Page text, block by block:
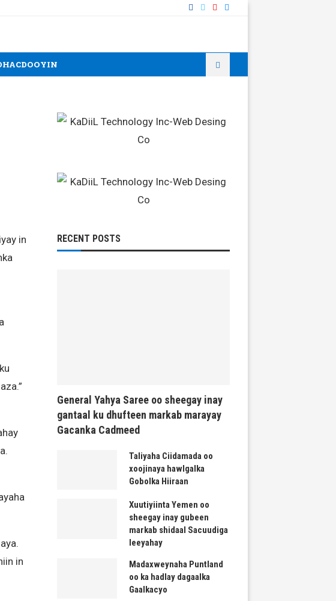
in
in
RECENT POSTS
General Yahya Saree oo sheegay inay
gantaal ku dhufteen markab marayay
Gacanka Cadmeed
Taliyaha Ciidamada oo
xoojinaya hawlgalka
Gobolka Hiiraan
Xuutiyiinta Yemen oo
sheegay inay gubeen
markab shidaal Sacuudiga
leeyahay
Madaxweynaha Puntland
oo ka hadlay dagaalka
Gaalkacyo